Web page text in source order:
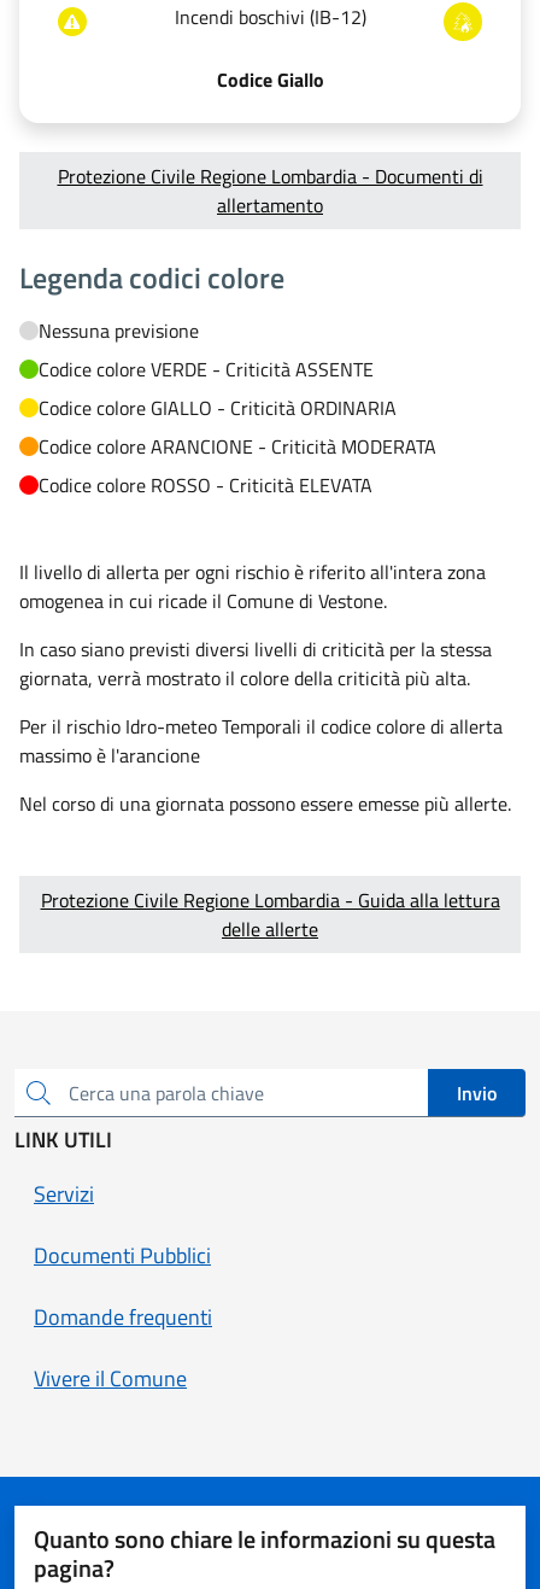
Incendi boschivi (IB-12)
Codice Giallo
Protezione Civile Regione Lombardia - Documenti di
allertamento
Legenda codici colore
Nessuna previsione
Codice colore VERDE - Criticità ASSENTE
Codice colore GIALLO - Criticità ORDINARIA
Codice colore ARANCIONE - Criticità MODERATA
Codice colore ROSSO - Criticità ELEVATA
Il livello di allerta per ogni rischio è riferito all'intera zona
omogenea in cui ricade il Comune di Vestone.
In caso siano previsti diversi livelli di criticità per la stessa
giornata, verrà mostrato il colore della criticità più alta.
Per il rischio Idro-meteo Temporali il codice colore di allerta
massimo è l'arancione
Nel corso di una giornata possono essere emesse più allerte.
Protezione Civile Regione Lombardia - Guida alla lettura
delle allerte
Cerca una parola chiave Invio
LINK UTILI
Servizi
Documenti Pubblici
Domande frequenti
Vivere il Comune
Quanto sono chiare le informazioni su questa
pagina?